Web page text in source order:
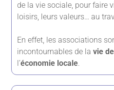
de la vie sociale, pour faire
loisirs, leurs valeurs… au
En effet, les associations
incontournables de la vie
l’économie locale.